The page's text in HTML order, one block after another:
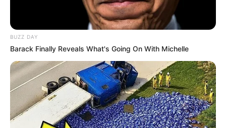
BUZZ DAY
Barack Finally Reveals What's Going On With Michelle